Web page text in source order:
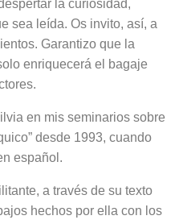
la curiosidad,
sea leída. Os invito, así, a
Garantizo que la
enriquecerá el bagaje
en mis seminarios sobre
desde 1993, cuando
español.
a través de su texto
hechos por ella con los